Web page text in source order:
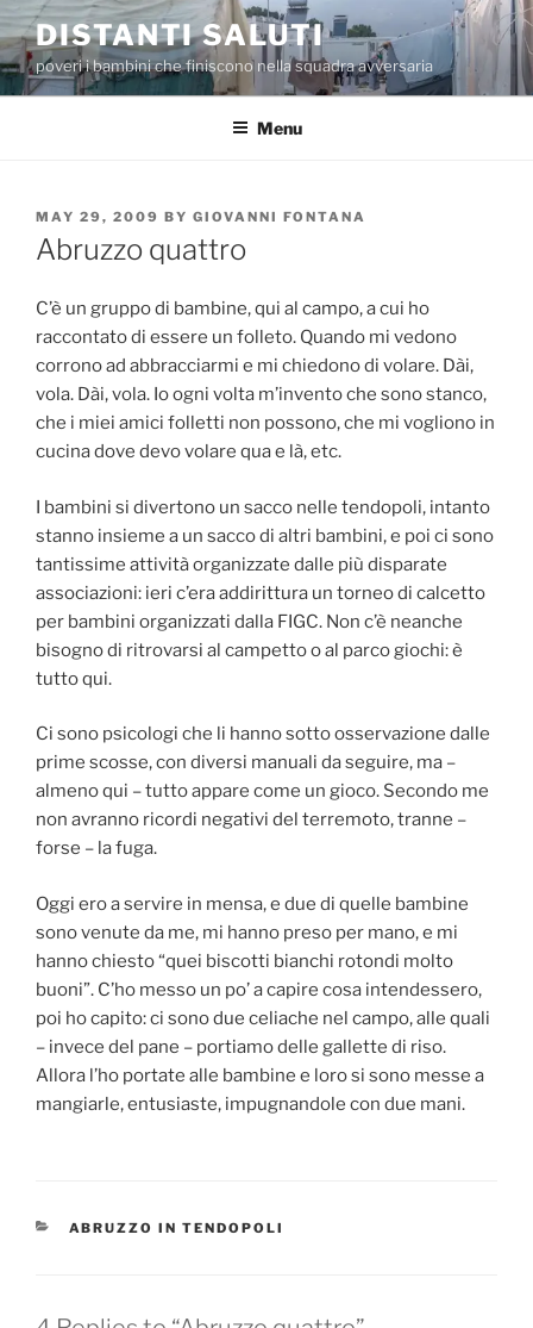
Skip
to
content
DISTANTI SALUTI
poveri i bambini che finiscono nella squadra avversaria
Menu
POSTED
ON
MAY 29, 2009 BY GIOVANNI FONTANA
Abruzzo quattro
C’è un gruppo di bambine, qui al campo, a cui ho
raccontato di essere un folleto. Quando mi vedono
corrono ad abbracciarmi e mi chiedono di volare. Dài,
vola. Dài, vola. Io ogni volta m’invento che sono stanco,
che i miei amici folletti non possono, che mi vogliono in
cucina dove devo volare qua e là, etc.
I bambini si divertono un sacco nelle tendopoli, intanto
stanno insieme a un sacco di altri bambini, e poi ci sono
tantissime attività organizzate dalle più disparate
associazioni: ieri c’era addirittura un torneo di calcetto
per bambini organizzati dalla FIGC. Non c’è neanche
bisogno di ritrovarsi al campetto o al parco giochi: è
tutto qui.
Ci sono psicologi che li hanno sotto osservazione dalle
prime scosse, con diversi manuali da seguire, ma –
almeno qui – tutto appare come un gioco. Secondo me
non avranno ricordi negativi del terremoto, tranne –
forse – la fuga.
Oggi ero a servire in mensa, e due di quelle bambine
sono venute da me, mi hanno preso per mano, e mi
hanno chiesto “quei biscotti bianchi rotondi molto
buoni”. C’ho messo un po’ a capire cosa intendessero,
poi ho capito: ci sono due celiache nel campo, alle quali
– invece del pane – portiamo delle gallette di riso.
Allora l’ho portate alle bambine e loro si sono messe a
mangiarle, entusiaste, impugnandole con due mani.
CATEGORIES
ABRUZZO IN TENDOPOLI